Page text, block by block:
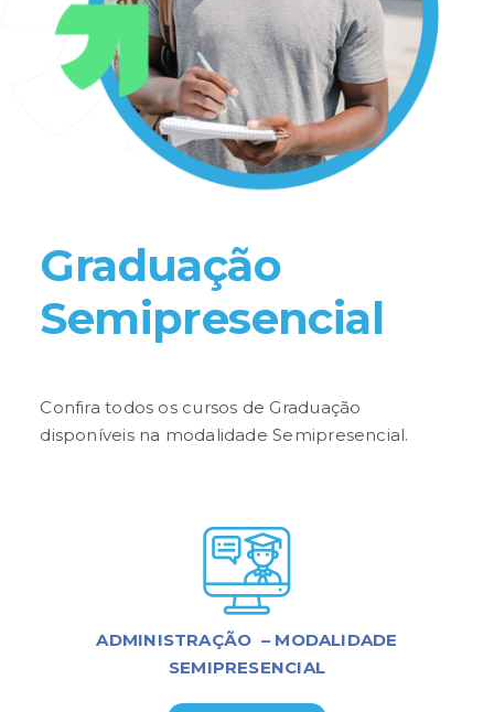
Graduação
Semipresencial
Confira todos os cursos de Graduação
disponíveis na modalidade Semipresencial.
ADMINISTRAÇÃO – MODALIDADE
SEMIPRESENCIAL